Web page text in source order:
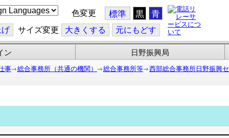
色変更 標準 黒 青
げ サイズ変更 大きくする 元にもどす
ン 日野振興局
事 総合事務所（共通の機関） 総合事務所等 西部総合事務所日野振興